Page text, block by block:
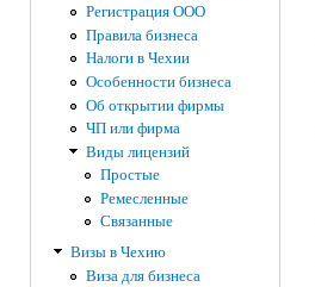
Регистрация ООО
Правила бизнеса
Налоги в Чехии
Особенности бизнеса
Об открытии фирмы
ЧП или фирма
Виды лицензий
Простые
Ремесленные
Связанные
Визы в Чехию
Виза для бизнеса